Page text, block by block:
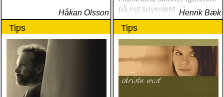
Håkan Olsson
på nyt suverænt album, der
måske er hans bedste
gennem tiderne
Henrik Bæk
Tips Tips